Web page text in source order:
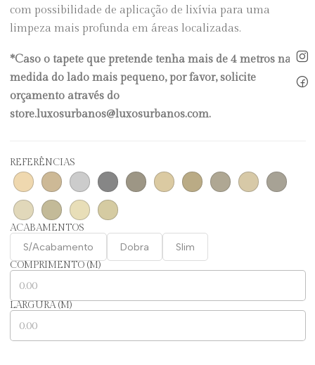
com possibilidade de aplicação de lixívia para uma
limpeza mais profunda em áreas localizadas.
*Caso o tapete que pretende tenha mais de 4 metros na
medida do lado mais pequeno, por favor, solicite
orçamento através do
store.luxosurbanos@luxosurbanos.com.
REFERÊNCIAS
ACABAMENTOS
S/Acabamento Dobra Slim
COMPRIMENTO (M)
LARGURA (M)